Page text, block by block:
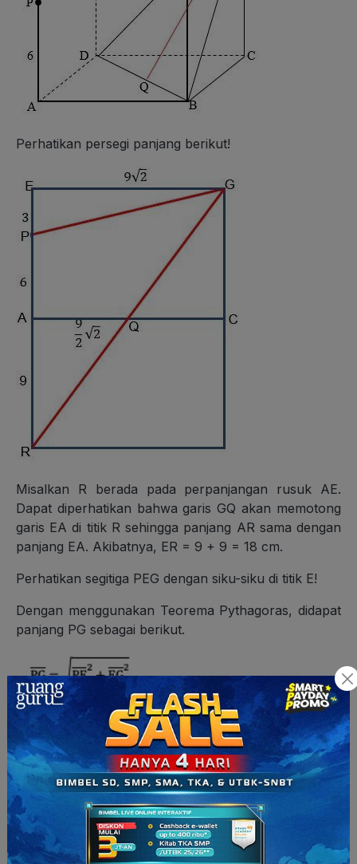
Perhatikan persegi panjang berikut!
Misalkan R berada pada perpanjangan rusuk AE.
Dapat diperhatikan bahwa garis GQ akan memotong
garis EA di titik R sehingga panjang AR sama dengan
panjang EA. Akibatnya, ER = 9 + 9 = 18 cm.
Perhatikan segitiga PEG dengan siku-siku di titik E!
Dengan menggunakan Teorema Pythagoras, didapat
panjang PG sebagai berikut.